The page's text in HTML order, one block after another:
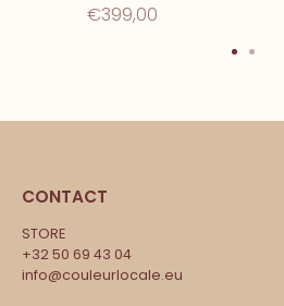
€399,00
CONTACT
STORE
+32 50 69 43 04
info@couleurlocale.eu